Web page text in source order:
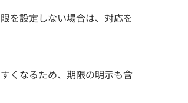
を設定しない場合は、対応を
くなるため、期限の明示も含